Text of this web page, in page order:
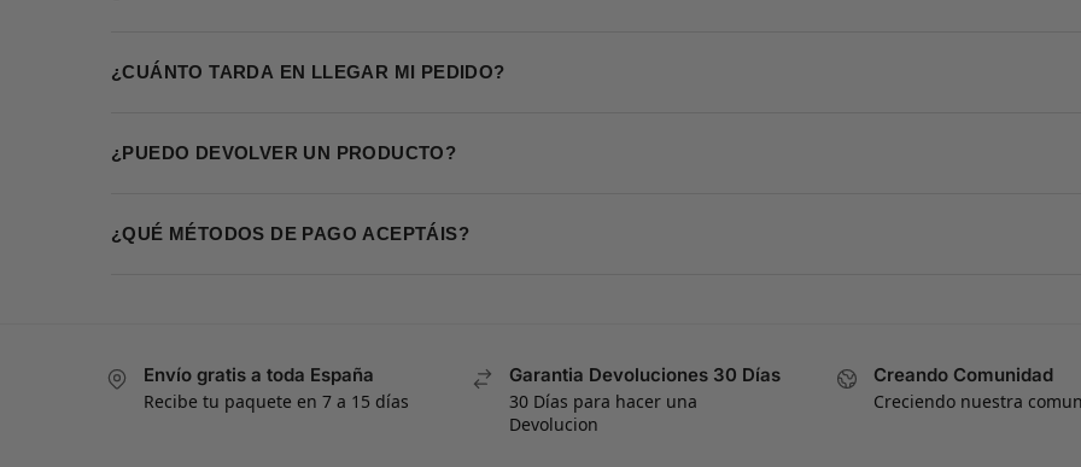
¿CUÁNTO TARDA EN LLEGAR MI PEDIDO?
¿PUEDO DEVOLVER UN PRODUCTO?
¿QUÉ MÉTODOS DE PAGO ACEPTÁIS?
Envío gratis a toda España
Recibe tu paquete en 7 a 15 días
Garantia Devoluciones 30 Días
30 Días para hacer una
Devolucion
Creando Comunidad
Creciendo nuestra